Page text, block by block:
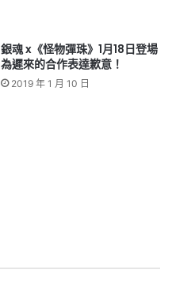
銀魂 x《怪物彈珠》1月18日登場
為遲來的合作表達歉意！
2019 年 1 月 10 日